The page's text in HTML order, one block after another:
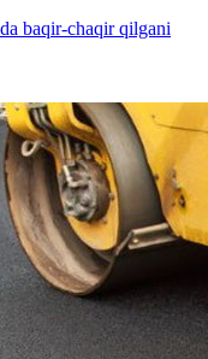
baqir-chaqir qilgani